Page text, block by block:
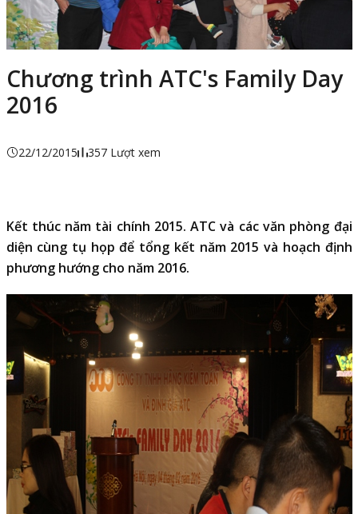
Chương trình ATC's Family Day
2016
22/12/2015 357 Lượt xem
Kết thúc năm tài chính 2015. ATC và các văn phòng đại
diện cùng tụ họp để tổng kết năm 2015 và hoạch định
phương hướng cho năm 2016.